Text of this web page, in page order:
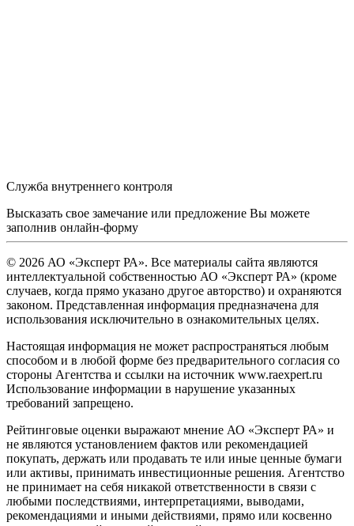
Служба внутреннего контроля
Высказать свое замечание или предложение Вы можете
заполнив онлайн-форму
© 2026 АО «Эксперт РА». Все материалы сайта являются
интеллектуальной собственностью АО «Эксперт РА» (кроме
случаев, когда прямо указано другое авторство) и охраняются
законом. Представленная информация предназначена для
использования исключительно в ознакомительных целях.
Настоящая информация не может распространяться любым
способом и в любой форме без предварительного согласия со
стороны Агентства и ссылки на источник www.raexpert.ru
Использование информации в нарушение указанных
требований запрещено.
Рейтинговые оценки выражают мнение АО «Эксперт РА» и
не являются установлением фактов или рекомендацией
покупать, держать или продавать те или иные ценные бумаги
или активы, принимать инвестиционные решения. Агентство
не принимает на себя никакой ответственности в связи с
любыми последствиями, интерпретациями, выводами,
рекомендациями и иными действиями, прямо или косвенно